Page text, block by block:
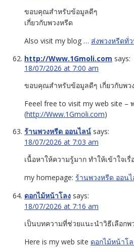
ขอบคุณสำหรับข้อมูลดีๆ
เกี่ยวกับพวงหรีด
Also visit my blog … ส่งพวงหรีดทั่
http://Www.1Gmoli.com says:
18/07/2026 at 7:00 am
ขอบคุณสำหรับข้อมูลดีๆ เกี่ยวกับพว
Feeel free to visit my web site –
(http://Www.1Gmoli.com)
ร้านพวงหรีด ออนไลน์ says:
18/07/2026 at 7:03 am
เนื้อหาให้ความรู้มาก ทำให้เข้าใจเ
my homepage: ร้านพวงหรีด ออน
ดอกไม้หน้าโลง says:
18/07/2026 at 7:16 am
เป็นบทความที่ช่วยแนะนำวิธีเลือกพ
Here is my web site ดอกไม้หน้าโล